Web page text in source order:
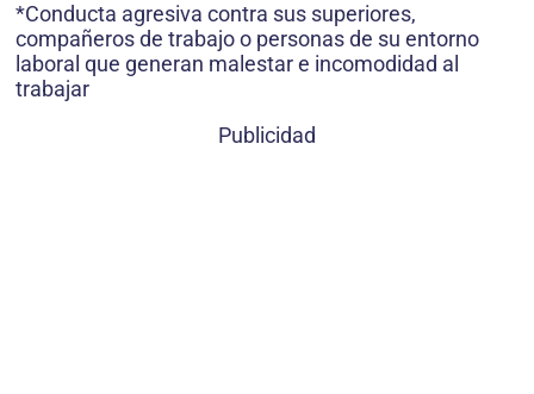
*Conducta agresiva contra sus superiores,
compañeros de trabajo o personas de su entorno
laboral que generan malestar e incomodidad al
trabajar
Publicidad